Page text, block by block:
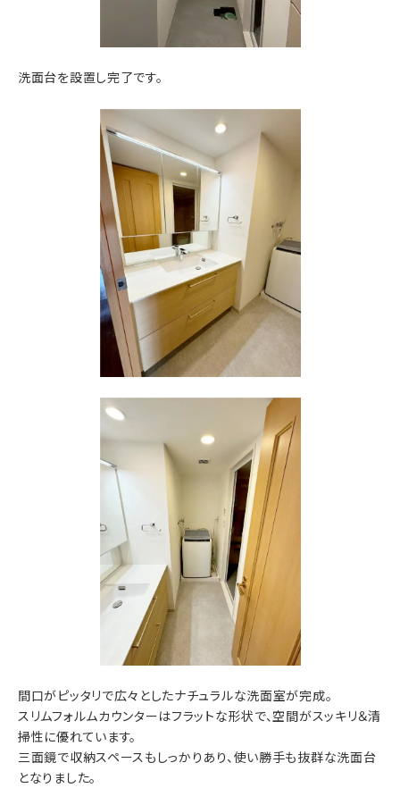
洗面台を設置し完了です。
間口がピッタリで広々としたナチュラルな洗面室が完成。
スリムフォルムカウンターはフラットな形状で、空間がスッキリ＆清
掃性に優れています。
三面鏡で収納スペースもしっかりあり、使い勝手も抜群な洗面台
となりました。